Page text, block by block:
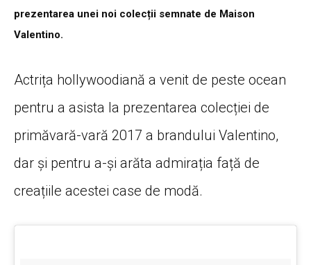
prezentarea unei noi colecții semnate de Maison
Valentino.
Actrița hollywoodiană a venit de peste ocean
pentru a asista la prezentarea colecției de
primăvară-vară 2017 a brandului Valentino,
dar și pentru a-și arăta admirația față de
creațiile acestei case de modă.